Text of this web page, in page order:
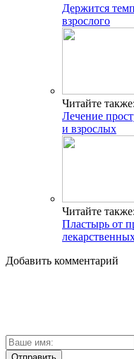
Держится
взрослого
Читайте также:
Лечение
и взрослых
Читайте также:
Пластырь от
Добавить комментарий